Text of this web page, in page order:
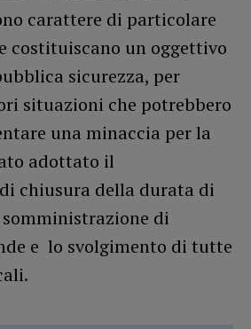
carattere di particolare
costituiscano un oggettivo
sicurezza, per
situazioni che potrebbero
una minaccia per la
adottato il
chiusura della durata di
di
e lo svolgimento di tutte